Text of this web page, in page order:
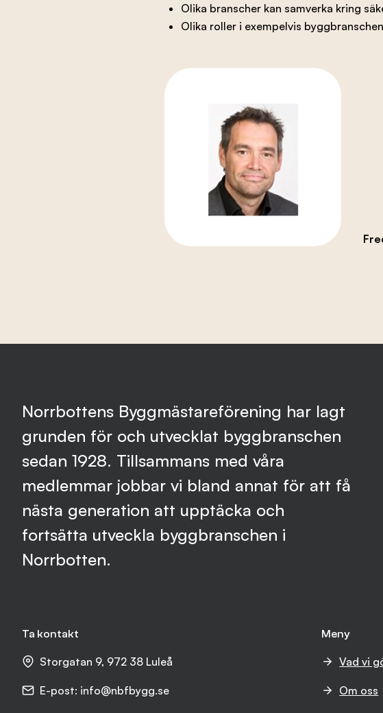
Olika branscher kan samverka kring
Olika roller i exempelvis
Norrbottens Byggmästareförening har lagt
grunden för och utvecklat byggbranschen
sedan 1928. Tillsammans med våra
medlemmar jobbar vi bland annat för att få
nästa generation att upptäcka och
fortsätta utveckla byggbranschen i
Norrbotten.
Ta kontakt
Storgatan 9, 972 38 Luleå
E-post: info@nbfbygg.se
Meny
Vad vi
Om oss